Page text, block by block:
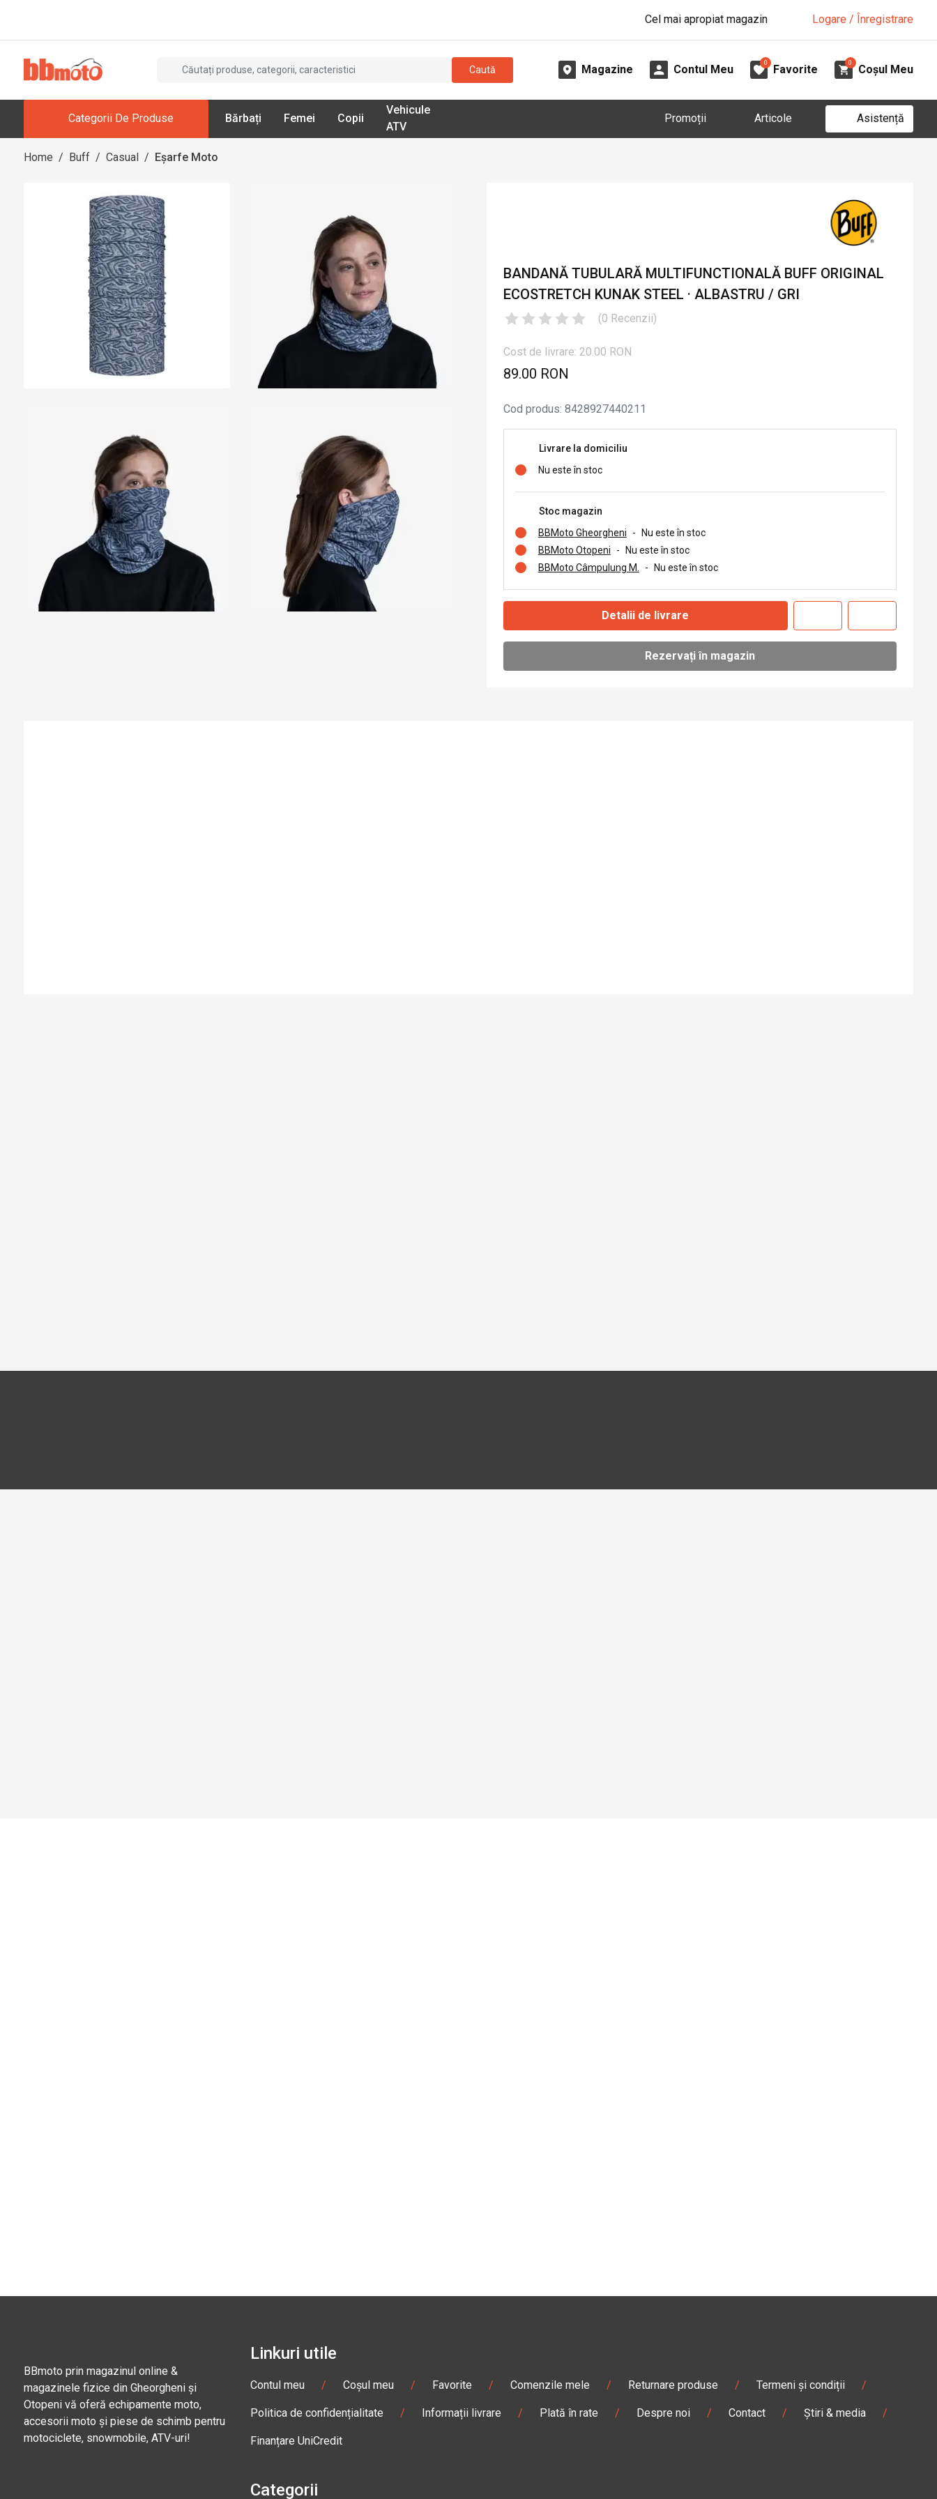
Cel mai apropiat magazin Logare / Înregistrare
Caută Magazine Contul Meu
0
Favorite
0
Coșul Meu
Categorii De Produse Bărbați Femei Copii
Vehicule
ATV
Promoții Articole Asistență
Home / Buff / Casual / Eșarfe Moto
BANDANĂ TUBULARĂ MULTIFUNCTIONALĂ BUFF ORIGINAL
ECOSTRETCH KUNAK STEEL · ALBASTRU / GRI
(0 Recenzii)
Cost de livrare: 20.00 RON
89.00 RON
Cod produs: 8428927440211
Livrare la domiciliu
Nu este în stoc
Stoc magazin
BBMoto Gheorgheni
-
Nu este în stoc
BBMoto Otopeni
-
Nu este în stoc
BBMoto Câmpulung M.
- Nu este în stoc
Detalii de livrare
Rezervați în magazin
BBmoto prin magazinul online &
magazinele fizice din Gheorgheni și
Otopeni vă oferă echipamente moto,
accesorii moto și piese de schimb pentru
motociclete, snowmobile, ATV-uri!
Linkuri utile
Contul meu / Coșul meu / Favorite / Comenzile mele / Returnare produse / Termeni și condiții /
Politica de confidențialitate / Informații livrare / Plată în rate / Despre noi / Contact / Știri & media /
Finanțare UniCredit
Categorii